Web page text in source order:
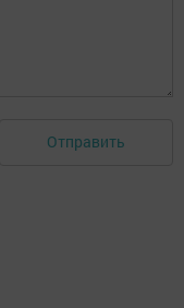
Отправить